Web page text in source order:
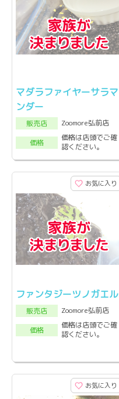
マダラファイヤーサラマ
ンダー
販売店
Zoomore弘前店
価格
価格は店頭でご確
認ください。
お気に入り
ファンタジーツノガエル
販売店
Zoomore弘前店
価格
価格は店頭でご確
認ください。
お気に入り